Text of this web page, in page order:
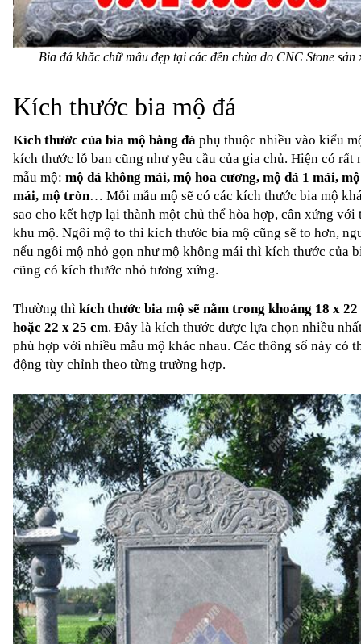
Bia đá khắc chữ mẫu đẹp tại các đền chùa do CNC Stone sản
Kích thước bia mộ đá
Kích thước của bia mộ bằng đá phụ thuộc nhiều vào kiểu
kích thước lỗ ban cũng như yêu cầu của gia chủ. Hiện có rất
mẫu mộ: mộ đá không mái, mộ hoa cương, mộ đá 1 mái,
mái, mộ tròn… Mỗi mẫu mộ sẽ có các kích thước bia mộ
sao cho kết hợp lại thành một chủ thể hòa hợp, cân xứng với
khu mộ. Ngôi mộ to thì kích thước bia mộ cũng sẽ to hơn,
nếu ngôi mộ nhỏ gọn như mộ không mái thì kích thước của
cũng có kích thước nhỏ tương xứng.
Thường thì kích thước bia mộ sẽ nằm trong khoảng 18 x 22
hoặc 22 x 25 cm. Đây là kích thước được lựa chọn nhiều
phù hợp với nhiều mẫu mộ khác nhau. Các thông số này có
động tùy chỉnh theo từng trường hợp.